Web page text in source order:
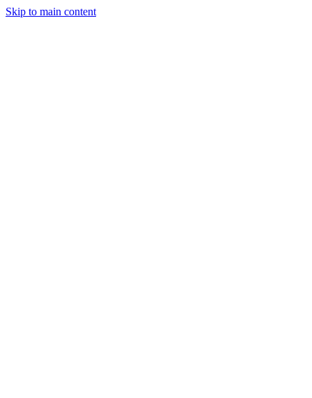
Skip to main content